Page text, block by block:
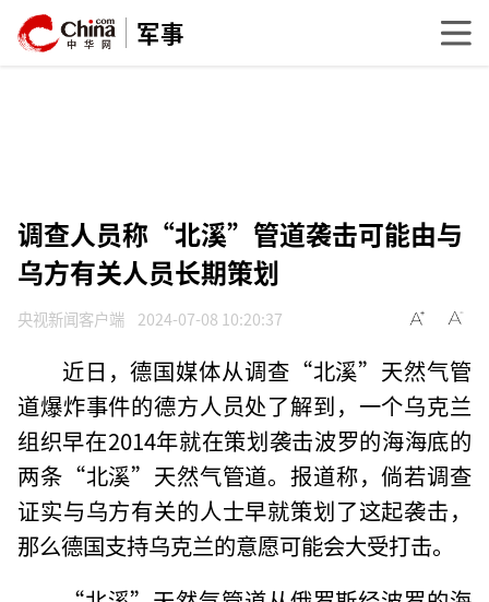
军事
调查人员称“北溪”管道袭击可能由与
乌方有关人员长期策划
央视新闻客户端 2024-07-08 10:20:37
近日，德国媒体从调查“北溪”天然气管
道爆炸事件的德方人员处了解到，一个乌克兰
组织早在2014年就在策划袭击波罗的海海底的
两条“北溪”天然气管道。报道称，倘若调查
证实与乌方有关的人士早就策划了这起袭击，
那么德国支持乌克兰的意愿可能会大受打击。